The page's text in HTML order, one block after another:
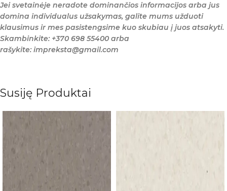
Jei svetainėje neradote dominančios informacijos arba jus
domina individualus užsakymas, galite mums užduoti
klausimus ir mes pasistengsime kuo skubiau į juos atsakyti.
Skambinkite: +370 698 55400 arba
rašykite: impreksta@gmail.com
Susiję Produktai